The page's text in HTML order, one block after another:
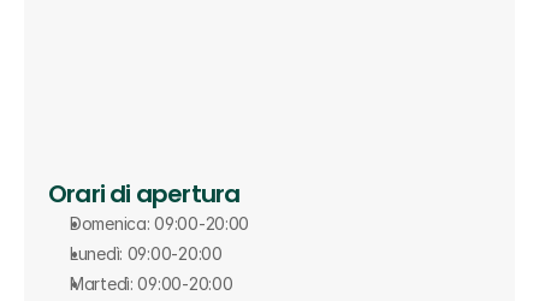
Orari di apertura
Domenica: 09:00-20:00
Lunedì: 09:00-20:00
Martedì: 09:00-20:00